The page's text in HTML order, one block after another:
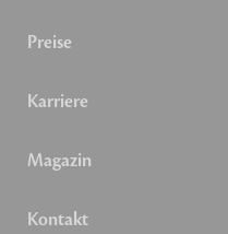
Preise
Karriere
Magazin
Kontakt